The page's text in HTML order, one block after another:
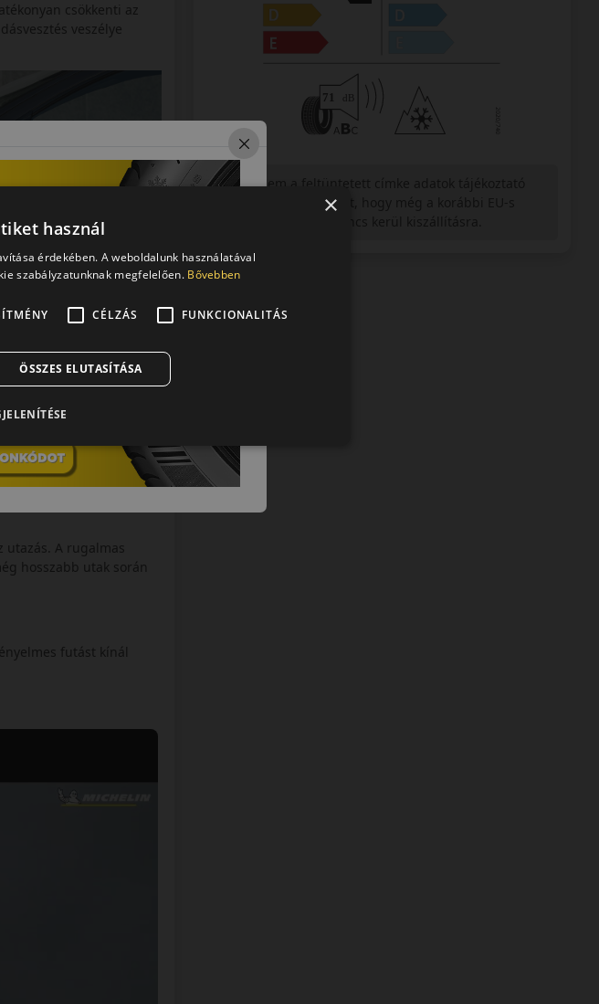
csökkenti az
veszélye
utazás. A rugalmas
hosszabb utak során
futást kínál
Figyelem a feltüntetett címke adatok tájékoztató
jellegűek. Előfordulhat, hogy még a korábbi EU-s
×
használ
érdekében. A weboldalunk használatával
szabályzatunknak megfelelően. Bővebben
CÉLZÁS FUNKCIONALITÁS
ÖSSZES ELUTASÍTÁSA